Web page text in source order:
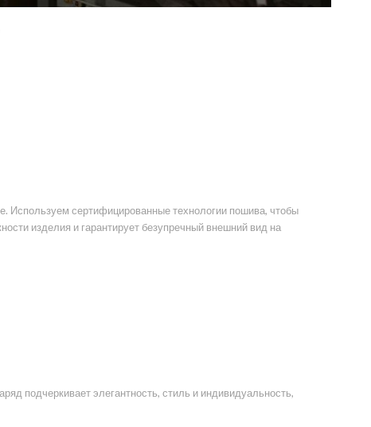
Используем сертифицированные технологии пошива, чтобы
изделия и гарантирует безупречный внешний вид на
подчеркивает элегантность, стиль и индивидуальность,